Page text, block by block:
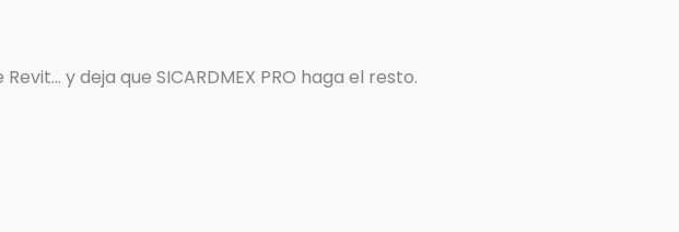
y deja que SICARDMEX PRO haga el resto.